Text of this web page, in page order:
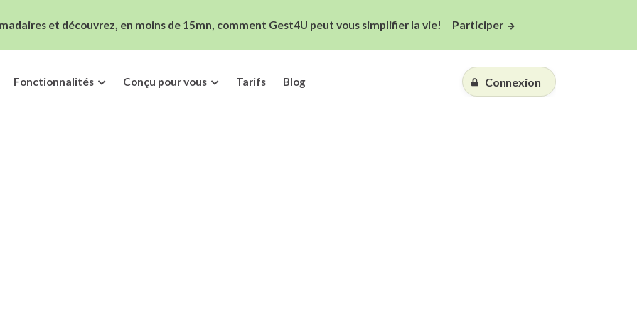
et découvrez, en moins de 15mn, comment Gest4U peut vous simplifier la vie! Participer
Fonctionnalités Conçu pour vous Tarifs Blog Connexion